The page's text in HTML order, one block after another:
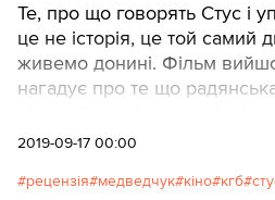
Те, про що говорять Стус і
це не історія, це той самий
живемо донині. Фільм
нагадує про те що
не особливого статусу, а
2019-09-17 00:00
рецензія медведчук кіно кгб